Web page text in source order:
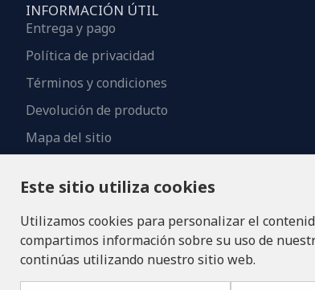
INFORMACIÓN ÚTIL
Entrega y pago
Política de privacidad
Términos y condiciones
Devolución de producto
Mapa del sitio
Este sitio utiliza cookies
Utilizamos cookies para personalizar el
compartimos información sobre su uso de
continúas utilizando nuestro sitio web.